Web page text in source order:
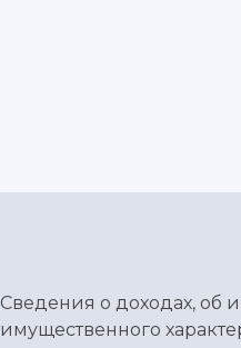
Сведения о доходах, об
имущественного